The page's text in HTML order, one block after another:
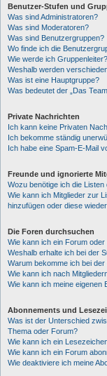
Benutzer-Stufen und
Was sind Administratoren?
Was sind Moderatoren?
Was sind Benutzergruppen?
Wo finde ich die
Wie werde ich Gruppenleiter?
Weshalb werden
Was ist eine Hauptgruppe?
Was bedeutet der „Das
Private Nachrichten
Ich kann keine Privaten
Ich bekomme ständig
Ich habe eine Spam-E-Mail
Freunde und ignorierte
Wozu benötige ich die
Wie kann ich Mitglieder zur
hinzufügen oder diese
Die Foren durchsuchen
Wie kann ich ein Forum
Weshalb erhalte ich bei der
Warum bekomme ich bei
Wie kann ich nach
Wie kann ich meine eigenen
Abonnements und
Was ist der Unterschied
Thema oder Forum?
Wie kann ich ein
Wie kann ich ein Forum
Wie deaktiviere ich meine